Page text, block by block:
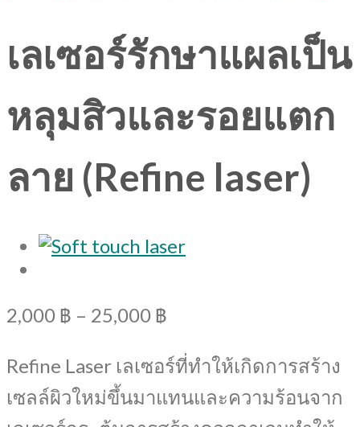
เลเซอร์รักษาแผลเป็น
หลุมสิวและรอยแตก
ลาย (Refine laser)
2,000 ฿ – 25,000 ฿
Refine Laser เลเซอร์ที่ทำให้เกิดการสร้าง
เซลล์ผิวใหม่ขึ้นมาแทนและความร้อนจาก